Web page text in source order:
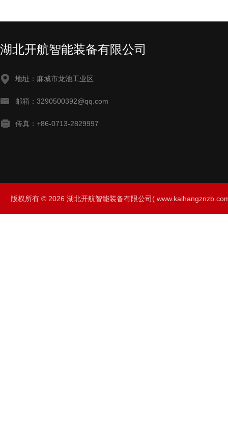
湖北开航智能装备有限公司
地址：麻城市龙池工业区
邮箱：3290500392@qq.com
传真：+86-0713-2829997
版权所有 © 2026 湖北开航智能装备有限公司(